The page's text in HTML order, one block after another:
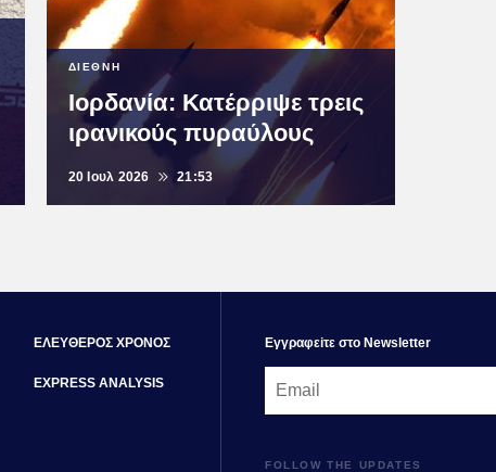
ΔΙΕΘΝΗ
Ιορδανία: Κατέρριψε τρεις
ιρανικούς πυραύλους
20 Ιουλ 2026 21:53
ΕΛΕΥΘΕΡΟΣ ΧΡΟΝΟΣ
EXPRESS ANALYSIS
FOLLOW THE UPDATES
Εγγραφεiτε στο Newsletter